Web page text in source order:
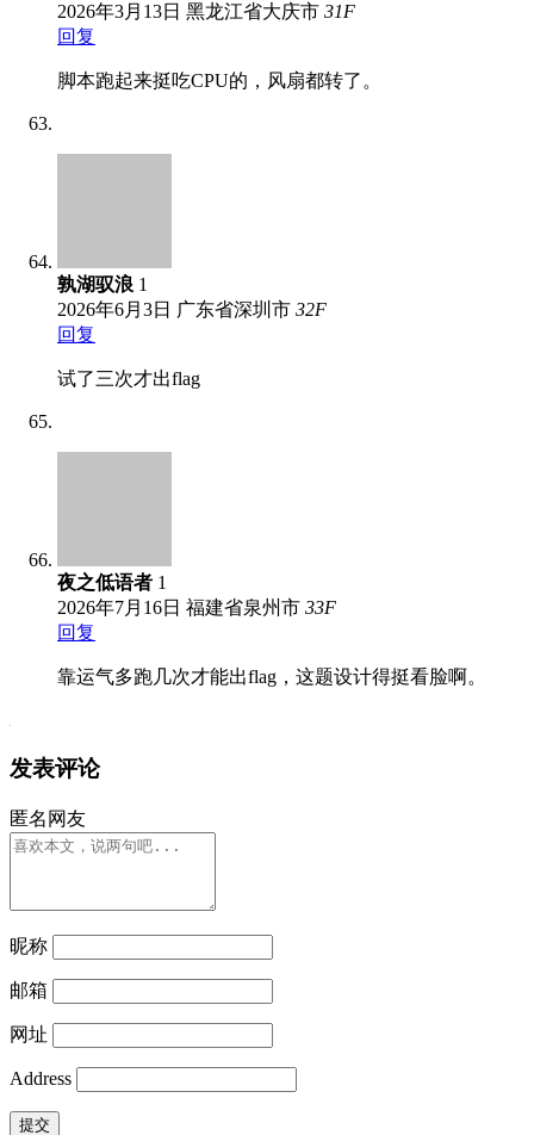
2026年3月13日 黑龙江省大庆市 31F
回复
脚本跑起来挺吃CPU的，风扇都转了。
孰湖驭浪 1
2026年6月3日 广东省深圳市 32F
回复
试了三次才出flag
夜之低语者 1
2026年7月16日 福建省泉州市 33F
回复
靠运气多跑几次才能出flag，这题设计得挺看脸啊。
发表评论
匿名网友
昵称
邮箱
网址
Address
提交